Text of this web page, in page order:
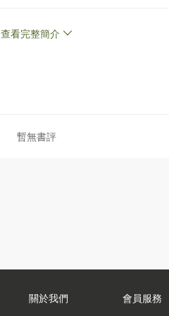
查看完整簡介
暫無書評
關於我們 會員服務